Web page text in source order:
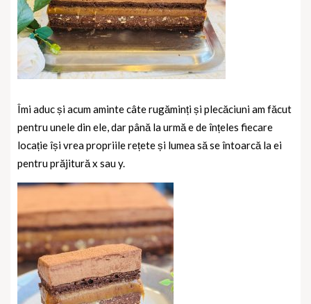
Îmi aduc și acum aminte câte rugăminți și plecăciuni am făcut
pentru unele din ele, dar până la urmă e de înțeles fiecare
locație își vrea propriile rețete și lumea să se întoarcă la ei
pentru prăjitură x sau y.